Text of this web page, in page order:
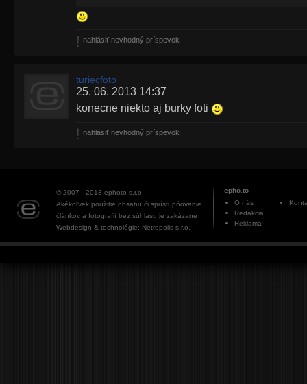
nahlásiť nevhodný príspevok
turiecfoto
25. 06. 2013 14:37
konecne niekto aj burky foti
nahlásiť nevhodný príspevok
© 2007 - 2013 ephoto s.r.o.
Akékoľvek použitie obsahu či sprístupňovanie
článkov a fotografií bez súhlasu je zakázané
Webdesign & technológie: Netropolis s.r.o.
epho.to
O nás
Redakcia
Reklama